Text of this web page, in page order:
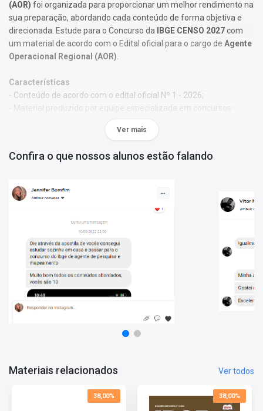
(AOR) foi organizada para proporcionar um melhor rendimento na
sua preparação, abordando cada conteúdo de forma objetiva e
direcionada. Estude para o Concurso da
IBGE CENSO 2027com
um material de acordo com o Edital oficial para o cargo de Agente
Operacional Regional (AOR)
Características
- Conteúdo de acordo com o edital oficial Nº 1 - 2026;
- Material produzido por equipe especializada em concursos
- Você receberá um bônus especial: Curso Online de disciplinas
temas são abordados conforme o referencial adotado pelos
autores, visando à clareza e à amplitude na preparação.
Matérias da Apostila:
Raciocínio Lógico Quantitativo
Noções de Administração/Situações Gerenciais
Noções Básicas de Informática
Informações Sobre o Concurso IBGE CENSO 2027:
Inscrições: De 12/06/2026 a 01/07/2026
Ver mais
Confira o que nossos alunos estão falando
Materiais relacionados Ver todos
38,00% 38,00%